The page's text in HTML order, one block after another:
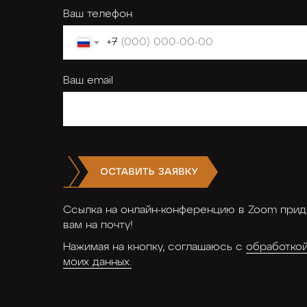
Ваш телефон
+7
Ваш email
Нажимая на кнопку, соглашаюсь с
моих данных.
Ссылка на онлайн-конференцию в Zoom
вам на почту!